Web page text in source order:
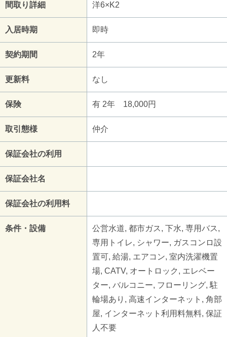
間取り詳細 洋6×K2
入居時期 即時
契約期間 2年
更新料 なし
保険 有 2年 18,000円
取引態様 仲介
保証会社の利用
保証会社名
保証会社の利用料
条件・設備
公営水道, 都市ガス, 下水, 専用バス,
専用トイレ, シャワー, ガスコンロ設
置可, 給湯, エアコン, 室内洗濯機置
場, CATV, オートロック, エレベー
ター, バルコニー, フローリング, 駐
輪場あり, 高速インターネット, 角部
屋, インターネット利用料無料, 保証
人不要